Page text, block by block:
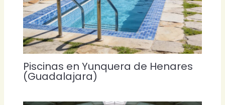
Piscinas en Yunquera de Henares
(Guadalajara)